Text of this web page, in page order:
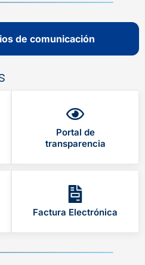
de comunicación
Portal de
transparencia
Factura Electrónica